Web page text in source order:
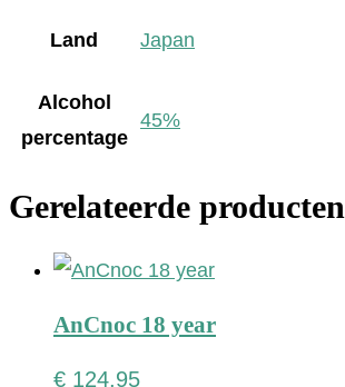
Land Japan
Alcohol
percentage
45%
Gerelateerde producten
AnCnoc 18 year
€ 124,95